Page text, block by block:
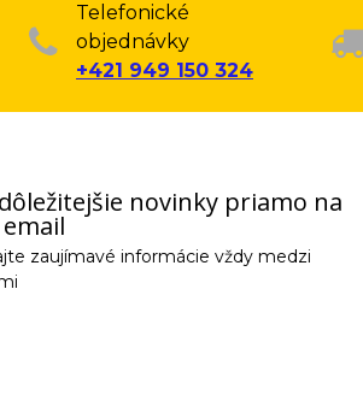
Telefonické
objednávky
+421 949 150 324
novinky priamo na
zaujímavé informácie vždy medzi